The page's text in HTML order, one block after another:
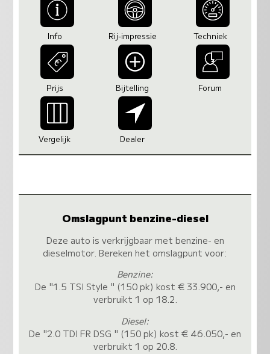
Info Rij-impressie Techniek
Prijs Bijtelling Forum
Vergelijk Dealer
Omslagpunt benzine-diesel
Deze auto is verkrijgbaar met benzine- en
dieselmotor. Bereken het omslagpunt voor:
Benzine:
De "1.5 TSI Style " (150 pk) kost € 33.900,- en
verbruikt 1 op 18.2.
Diesel:
De "2.0 TDI FR DSG " (150 pk) kost € 46.050,- en
verbruikt 1 op 20.8.